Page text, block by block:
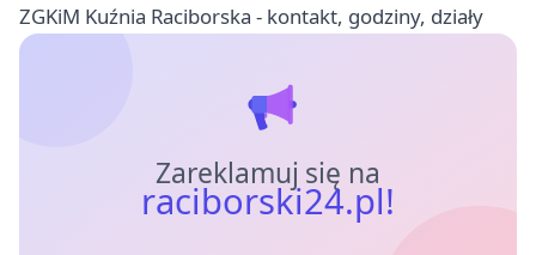
ZGKiM Kuźnia Raciborska - kontakt, godziny, działy
Zareklamuj się na
raciborski24.pl!